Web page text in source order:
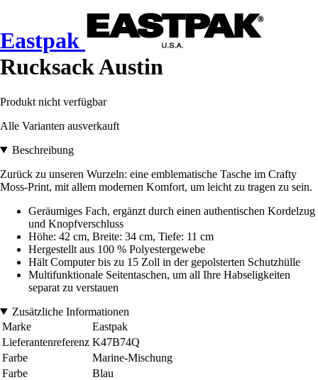
Eastpak
Rucksack Austin
Produkt nicht verfügbar
Alle Varianten ausverkauft
Beschreibung
Zurück zu unseren Wurzeln: eine emblematische Tasche im Crafty
Moss-Print, mit allem modernen Komfort, um leicht zu tragen zu sein.
Geräumiges Fach, ergänzt durch einen authentischen Kordelzug
und Knopfverschluss
Höhe: 42 cm, Breite: 34 cm, Tiefe: 11 cm
Hergestellt aus 100 % Polyestergewebe
Hält Computer bis zu 15 Zoll in der gepolsterten Schutzhülle
Multifunktionale Seitentaschen, um all Ihre Habseligkeiten
separat zu verstauen
Zusätzliche Informationen
Marke
Eastpak
Lieferantenreferenz K47B74Q
Farbe
Marine-Mischung
Farbe
Blau